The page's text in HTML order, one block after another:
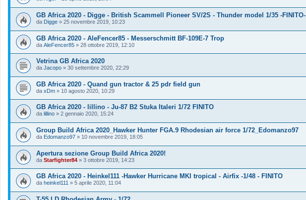
GB Africa 2020 - Digge - British Scammell Pioneer SV/2S - Thunder model 1/35 -FINITO-
da Digge » 25 novembre 2019, 10:23
GB Africa 2020 - AleFencer85 - Messerschmitt BF-109E-7 Trop
da AleFencer85 » 28 ottobre 2019, 12:10
Vetrina GB Africa 2020
da Jacopo » 30 settembre 2020, 22:29
GB Africa 2020 - Quand gun tractor & 25 pdr field gun
da xDm » 10 agosto 2020, 10:29
GB Africa 2020 - lillino - Ju-87 B2 Stuka Italeri 1/72 FINITO
da lillino » 2 gennaio 2020, 15:24
Group Build Africa 2020_Hawker Hunter FGA.9 Rhodesian air force 1/72_Edomanzo97
da Edomanzo97 » 10 novembre 2019, 18:05
Apertura sezione Group Build Africa 2020!
da Starfighter84 » 3 ottobre 2019, 14:23
GB Africa 2020 - Heinkel111 -Hawker Hurricane MKI tropical - Airfix -1/48 - FINITO
da heinkel111 » 5 aprile 2020, 11:04